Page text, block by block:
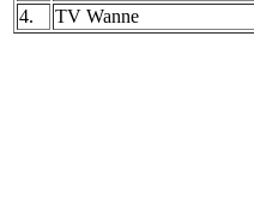
4.
TV Wanne